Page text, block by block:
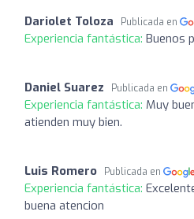
Dariolet Toloza Publicada en
Experiencia fantástica: Buenos
Daniel Suarez Publicada en
Experiencia fantástica: Muy
atienden muy bien.
Luis Romero Publicada en
Experiencia fantástica:
buena atencion